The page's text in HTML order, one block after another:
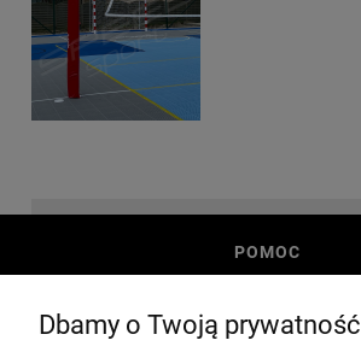
POMOC
MOJE KONTO
Dbamy o Twoją prywatność